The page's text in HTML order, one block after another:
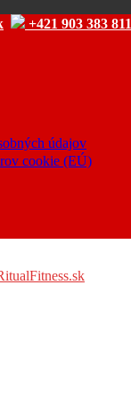
+421 903 383 811
údajov
cookie (EÚ)